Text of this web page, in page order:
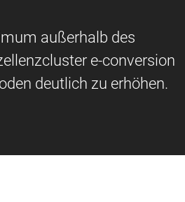
außerhalb des
e-conversion
deutlich zu erhöhen.